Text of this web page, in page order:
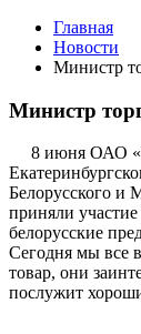
Главная
Новости
Министр
Министр
8 июня ОАО
Белорусского и
приняли
белорусские
Сегодня мы все
товар, они
послужит